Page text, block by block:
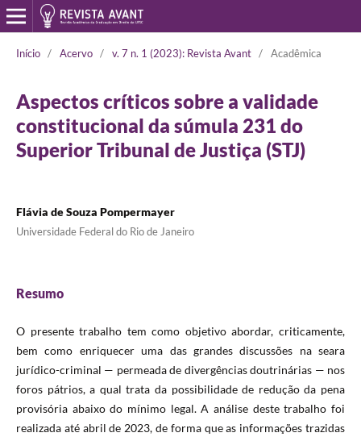
Início / Acervo / v. 7 n. 1 (2023): Revista Avant / Acadêmica
Aspectos críticos sobre a validade
constitucional da súmula 231 do
Superior Tribunal de Justiça (STJ)
Flávia de Souza Pompermayer
Universidade Federal do Rio de Janeiro
Resumo
O presente trabalho tem como objetivo abordar, criticamente,
bem como enriquecer uma das grandes discussões na seara
jurídico-criminal — permeada de divergências doutrinárias — nos
foros pátrios, a qual trata da possibilidade de redução da pena
provisória abaixo do mínimo legal. A análise deste trabalho foi
realizada até abril de 2023, de forma que as informações trazidas